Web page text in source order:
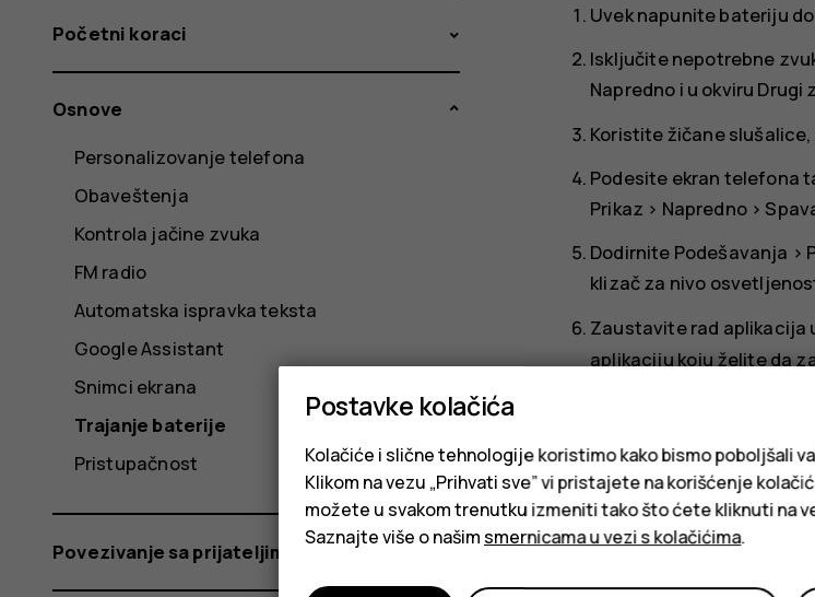
Uvek napunite bateriju
Isključite nepotrebne
Napredno i u okviru Drugi
Koristite žičane slušalice,
Podesite ekran telefona
Prikaz > Napredno>
Dodirnite Podešavanja >
klizač za nivo
Zaustavite rad
aplikaciju koju želite da
Štednja baterije.
Uključite funkciju
prebacite prekidač na
Koristite selektivno
Početni koraci
Osnove
Personalizovanje telefona
Obaveštenja
Kontrola jačine zvuka
FM radio
Automatska ispravka teksta
Google Assistant
Snimci ekrana
Trajanje baterije
Pristupačnost
Povezivanje sa prijateljima i porodicom
Postavke kolačića
Kolačiće i slične tehnologije koristimo kako bismo poboljšali
Klikom na vezu „Prihvati sve” vi pristajete na korišćenje
možete u svakom trenutku izmeniti tako što ćete kliknuti na
Saznajte više o našimsmernicama u vezi s kolačićima.